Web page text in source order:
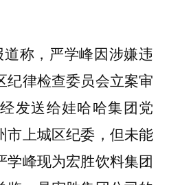
称，严学峰因涉嫌违
纪律检查委员会立案审
发送给娃哈哈集团党
市上城区纪委，但未能
学峰现为宏胜饮料集团